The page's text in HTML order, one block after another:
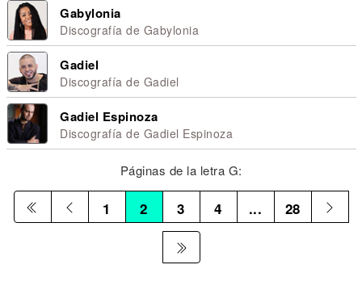
Gabylonia
Discografía de Gabylonia
Gadiel
Discografía de Gadiel
Gadiel Espinoza
Discografía de Gadiel Espinoza
Páginas de la letra G:
1 2 3 4 ... 28